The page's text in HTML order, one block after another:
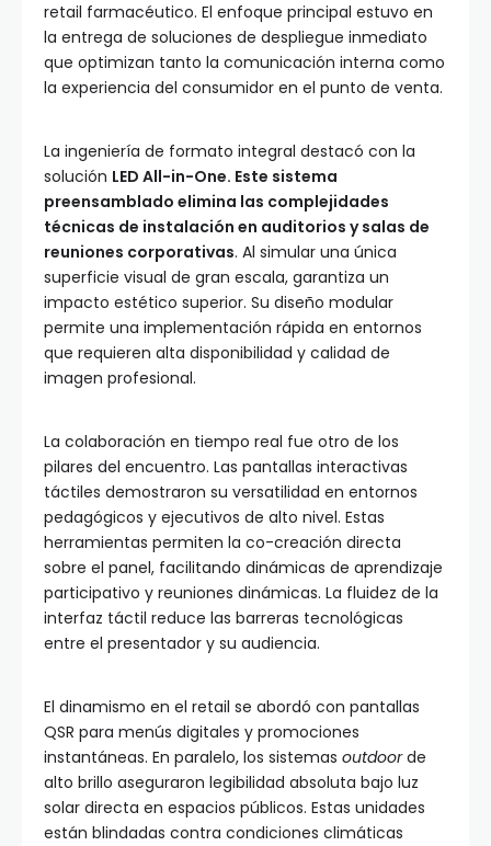
retail farmacéutico. El enfoque principal estuvo en
la entrega de soluciones de despliegue inmediato
que optimizan tanto la comunicación interna como
la experiencia del consumidor en el punto de venta.
La ingeniería de formato integral destacó con la
solución LED All-in-One. Este sistema
preensamblado elimina las complejidades
técnicas de instalación en auditorios y salas de
reuniones corporativas. Al simular una única
superficie visual de gran escala, garantiza un
impacto estético superior. Su diseño modular
permite una implementación rápida en entornos
que requieren alta disponibilidad y calidad de
imagen profesional.
La colaboración en tiempo real fue otro de los
pilares del encuentro. Las pantallas interactivas
táctiles demostraron su versatilidad en entornos
pedagógicos y ejecutivos de alto nivel. Estas
herramientas permiten la co-creación directa
sobre el panel, facilitando dinámicas de aprendizaje
participativo y reuniones dinámicas. La fluidez de la
interfaz táctil reduce las barreras tecnológicas
entre el presentador y su audiencia.
El dinamismo en el retail se abordó con pantallas
QSR para menús digitales y promociones
instantáneas. En paralelo, los sistemas outdoorde
alto brillo aseguraron legibilidad absoluta bajo luz
solar directa en espacios públicos. Estas unidades
están blindadas contra condiciones climáticas